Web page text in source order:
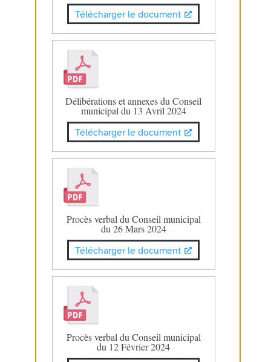
Télécharger le document
Délibérations et annexes du Conseil
municipal du 13 Avril 2024
Télécharger le document
Procès verbal du Conseil municipal
du 26 Mars 2024
Télécharger le document
Procès verbal du Conseil municipal
du 12 Février 2024